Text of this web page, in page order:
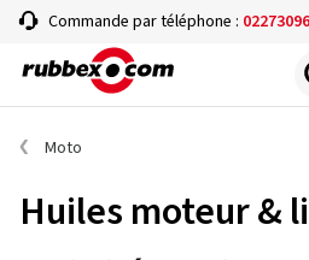
Commande par téléphone :
Moto
Huiles moteur &